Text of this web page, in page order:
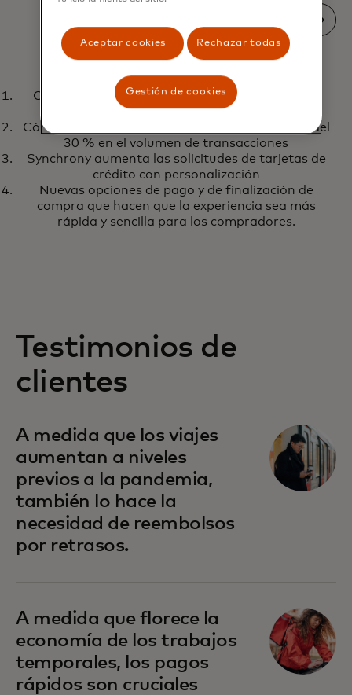
Forjar un camino hacia remesas
digitales inclusivas y asequibles
Más información
Cómo una fintech aumentó las activaciones de
cuentas en un 118 %
Cómo AIK Banka encontró un posible aumento del
30 % en el volumen de transacciones
Synchrony aumenta las solicitudes de tarjetas de
crédito con personalización
Nuevas opciones de pago y de finalización de
compra que hacen que la experiencia sea más
rápida y sencilla para los compradores.
Testimonios de
clientes
A medida que los viajes
aumentan a niveles
previos a la pandemia,
también lo hace la
necesidad de reembolsos
por retrasos.
A medida que florece la
economía de los trabajos
temporales, los pagos
rápidos son cruciales
Aceptar cookies Rechazar todas
Gestión de cookies